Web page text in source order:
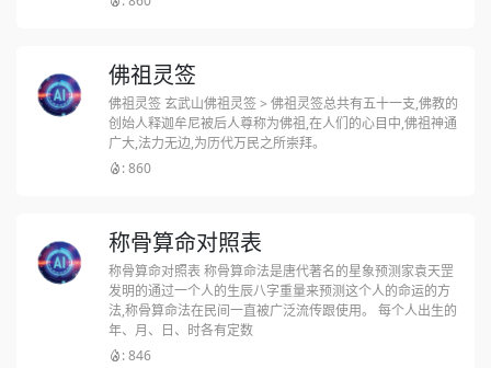
佛祖灵签
佛祖灵签 玄武山佛祖灵签 > 佛祖灵签总共有五十一支,佛教的
创始人释迦牟尼被后人尊称为佛祖,在人们的心目中,佛祖神通
广大,法力无边,为历代万民之所崇拜。
: 860
称骨算命对照表
称骨算命对照表 称骨算命法是唐代著名的星象预测家袁天罡
发明的通过一个人的生辰八字重量来预测这个人的命运的方
法,称骨算命法在民间一直被广泛流传跟使用。 每个人出生的
年、月、日、时各有定数
: 846